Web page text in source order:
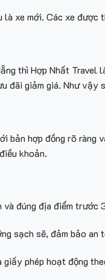
là xe mới. Các xe
thì Hợp Nhất
đãi giảm giá. Như
bản hợp đồng rõ ràng
khoản.
đúng địa điểm trước
sạch sẽ, đảm bảo an
phép hoạt động